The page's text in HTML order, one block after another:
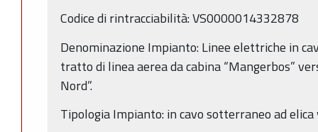
Codice di rintracciabilità: VS0000014332878
Denominazione Impianto: Linee elettriche in
tratto di linea aerea da cabina “Mangerbos”
Nord”.
Tipologia Impianto: in cavo sotterraneo ad